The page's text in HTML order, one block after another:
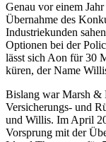
Genau vor einem
Übernahme des
Industriekunden
Optionen bei der
lässt sich Aon für 30
küren, der Name
Bislang war Marsh &
Versicherungs- und
und Willis. Im April
Vorsprung mit der